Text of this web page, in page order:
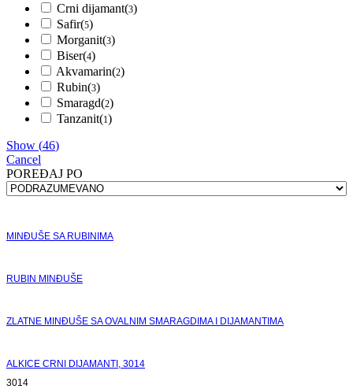
Crni dijamant(3)
Safir(5)
Morganit(3)
Biser(4)
Akvamarin(2)
Rubin(3)
Smaragd(2)
Tanzanit(1)
Show (46)
Cancel
POREÐAJ PO
MINĐUŠE SA RUBINIMA
RUBIN MINĐUŠE
ZLATNE MINĐUŠE SA OVALNIM SMARAGDIMA I DIJAMANTIMA
ALKICE CRNI DIJAMANTI, 3014
3014